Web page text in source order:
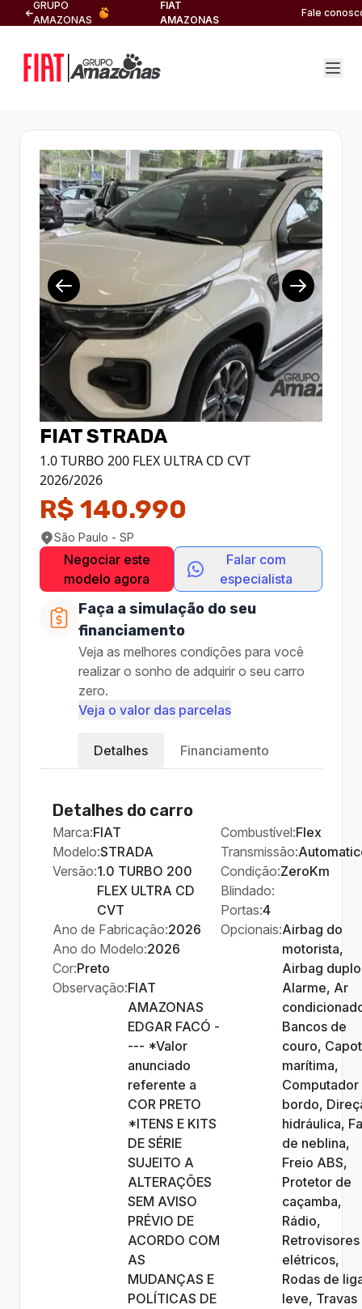
GRUPO
AMAZONAS
FIAT
AMAZONAS
Fale
1/21
FIATSTRADA
1.0 TURBO 200 FLEX ULTRA CD CVT
2026/2026
R$ 140.990
São Paulo - SP
Negociar este
modelo agora
Falar com
especialista
Faça a simulação do seu
financiamento
Veja as melhores condições para você
realizar o sonho de adquirir o seu carro
zero.
Veja o valor das parcelas
Detalhes Financiamento
Detalhes do carro
Marca:FIAT
Modelo:STRADA
Versão:1.0 TURBO 200
FLEX ULTRA CD
CVT
Ano de Fabricação:2026
Ano do Modelo:2026
Cor:Preto
Observação:FIAT
AMAZONAS
EDGAR FACÓ -
--- *Valor
anunciado
referente a
COR PRETO
*ITENS E KITS
DE SÉRIE
SUJEITO A
ALTERAÇÕES
SEM AVISO
PRÉVIO DE
ACORDO COM
AS
MUDANÇAS E
POLÍTICAS DE
Combustível:Flex
Transmissão:
Condição:ZeroKm
Blindado:
Portas:4
Opcionais:Airbag do
motorista,
Airbag
Alarme, Ar
Bancos de
couro,
marítima,
Computador
bordo,
hidráulica,
de neblina,
Freio ABS,
Protetor de
caçamba,
Rádio,
Retrovisores
elétricos,
Rodas de
leve, Travas